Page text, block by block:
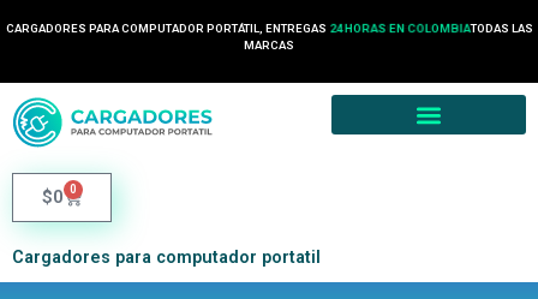
CARGADORES PARA COMPUTADOR PORTÁTIL, ENTREGAS 24 HORAS EN COLOMBIATODAS LAS
MARCAS
$0 0
Cargadores para computador portatil